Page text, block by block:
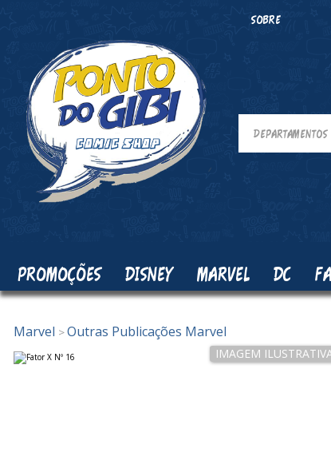
SOBRE
PROMOÇÕES DISNEY MARVEL DC
Marvel >Outras Publicações Marvel